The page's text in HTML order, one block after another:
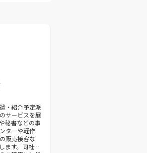
・紹介予定派
サービスを展
秘書などの事
ターや軽作
販売接客な
ます。同社で